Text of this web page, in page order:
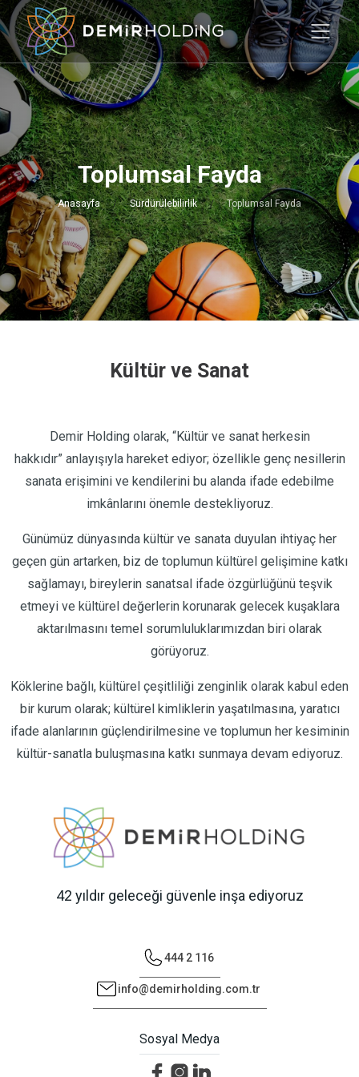
Toplumsal Fayda
Anasayfa Sürdürülebilirlik Toplumsal Fayda
Kültür ve Sanat
Demir Holding olarak, “Kültür ve sanat herkesin
hakkıdır”anlayışıyla hareket ediyor; özellikle genç nesillerin
sanata erişimini ve kendilerini bu alanda ifade edebilme
imkânlarını önemle destekliyoruz.
Günümüz dünyasında kültür ve sanata duyulan ihtiyaç her
geçen gün artarken, biz de toplumun kültürel gelişimine katkı
sağlamayı, bireylerin sanatsal ifade özgürlüğünü teşvik
etmeyi ve kültürel değerlerin korunarak gelecek kuşaklara
aktarılmasını temel sorumluluklarımızdan biri olarak
görüyoruz.
Köklerine bağlı, kültürel çeşitliliği zenginlik olarak kabul eden
bir kurum olarak; kültürel kimliklerin yaşatılmasına, yaratıcı
ifade alanlarının güçlendirilmesine ve toplumun her kesiminin
kültür-sanatla buluşmasına katkı sunmaya devam ediyoruz.
42 yıldır geleceği güvenle inşa ediyoruz
444 2 116
info@demirholding.com.tr
Sosyal Medya